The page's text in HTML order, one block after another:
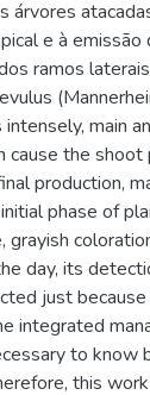
árvores
e à
ramos
main
cause the
production,
phase of
grayish
day, its
just
integrated
to know
this